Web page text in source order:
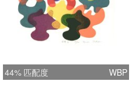
44% 匹配度 WBP